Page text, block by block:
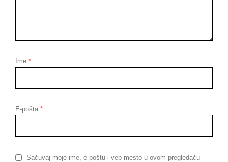
Ime *
E-pošta *
Sačuvaj moje ime, e-poštu i veb mesto u ovom pregledaču